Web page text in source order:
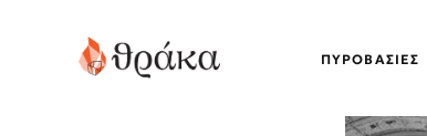
ΠΥΡΟΒΑΣΊΕΣ